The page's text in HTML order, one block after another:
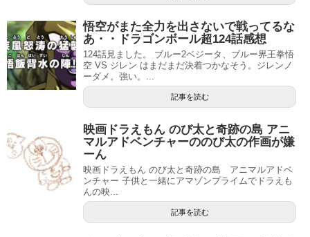
悟空がまた全力を出さないで戦ってるな
あ・・ドラゴンボール超124話感想
124話見ました。 ブルー2ベジータ、ブルー界王拳悟
空 VS ジレン はまだまだ決着つかなそう。ジレンノ
ーダメ。強い。...
記事を読む
映画ドラえもん のび太と奇跡の島 アニ
マルアドベンチャーののび太の作画が嫌
ーん
映画ドラえもん のび太と奇跡の島 アニマルアドベ
ンチャー 子供と一緒にアマゾンプライムでドラえも
んの映...
記事を読む